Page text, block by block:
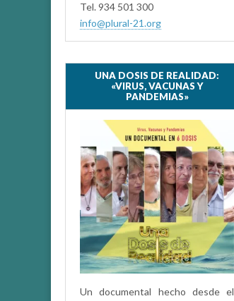
Tel. 934 501 300
info@plural-21.org
UNA DOSIS DE REALIDAD:
«VIRUS, VACUNAS Y
PANDEMIAS»
Un documental hecho desde el